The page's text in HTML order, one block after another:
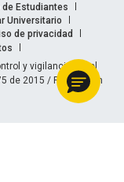
Estudiantes
Universitario
de privacidad
y vigilancia por el
de 2015 / Resolución